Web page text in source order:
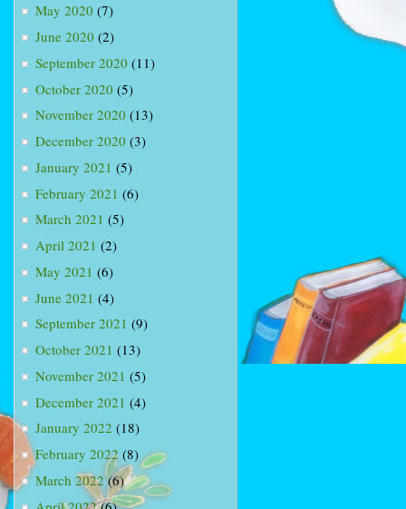
May 2020 (7)
June 2020 (2)
September 2020 (11)
October 2020 (5)
November 2020 (13)
December 2020 (3)
January 2021 (5)
February 2021 (6)
March 2021 (5)
April 2021 (2)
May 2021 (6)
June 2021 (4)
September 2021 (9)
October 2021 (13)
November 2021 (5)
December 2021 (4)
January 2022 (18)
February 2022 (8)
March 2022(6)